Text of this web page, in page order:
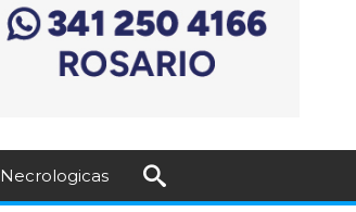
Necrologicas